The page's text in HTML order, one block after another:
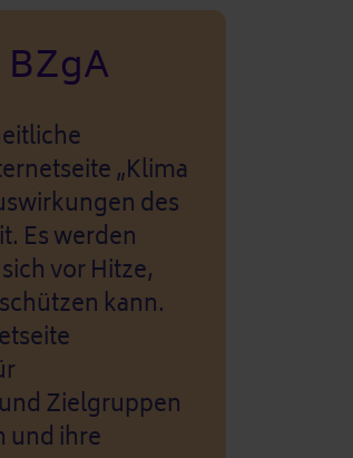
„Klima
des
Es werden
vor Hitze,
kann.
Zielgruppen
und ihre